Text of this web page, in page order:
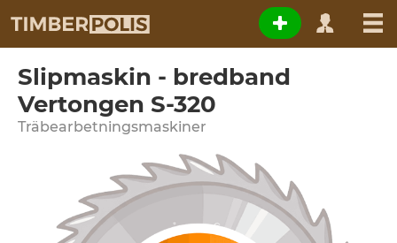
Slipmaskin - bredband
Vertongen S-320
Träbearbetningsmaskiner